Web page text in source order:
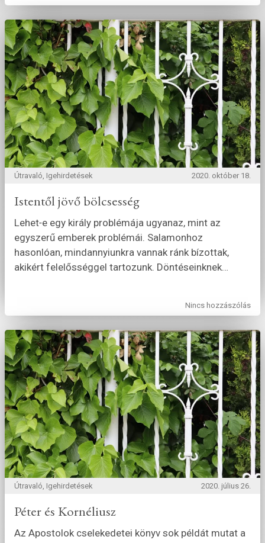
Útravaló, Igehirdetések 2020. október 18.
Istentől jövő bölcsesség
Lehet‑e egy király problémája ugyanaz, mint az
egyszerű emberek problémái. Salamonhoz
hasonlóan, mindannyiunkra vannak ránk bízottak,
akikért felelősséggel tartozunk. Döntéseinknek…
Nincs hozzászólás
Útravaló, Igehirdetések 2020. július 26.
Péter és Kornéliusz
Az Apostolok cselekedetei könyv sok példát mutat a